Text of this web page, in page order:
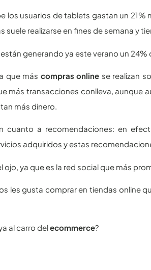
los usuarios de tablets gastan un
realizarse en fines de semana y
generando ya este verano un 24%
que más compras online se realizan
más transacciones conlleva, aunque
más dinero.
cuanto a recomendaciones: en
adquiridos y estas
ojo, ya que es la red social que más
les gusta comprar en tiendas online
al carro delecommerce?